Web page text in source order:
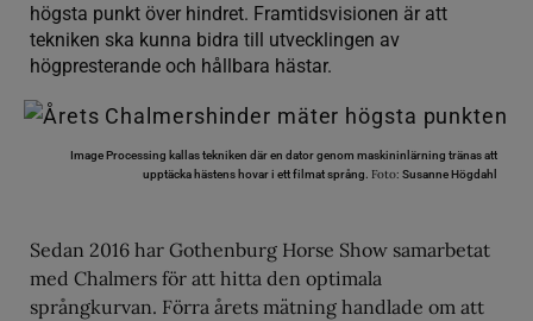
högsta punkt över hindret. Framtidsvisionen är att
tekniken ska kunna bidra till utvecklingen av
högpresterande och hållbara hästar.
Image Processing kallas tekniken där en dator genom maskininlärning tränas att
upptäcka hästens hovar i ett filmat språng. Foto: Susanne Högdahl
Sedan 2016 har Gothenburg Horse Show samarbetat
med Chalmers för att hitta den optimala
språngkurvan. Förra årets mätning handlade om att